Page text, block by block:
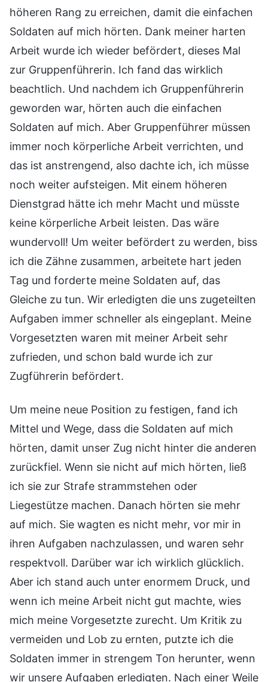
höheren Rang zu erreichen, damit die einfachen
Soldaten auf mich hörten. Dank meiner harten
Arbeit wurde ich wieder befördert, dieses Mal
zur Gruppenführerin. Ich fand das wirklich
beachtlich. Und nachdem ich Gruppenführerin
geworden war, hörten auch die einfachen
Soldaten auf mich. Aber Gruppenführer müssen
immer noch körperliche Arbeit verrichten, und
das ist anstrengend, also dachte ich, ich müsse
noch weiter aufsteigen. Mit einem höheren
Dienstgrad hätte ich mehr Macht und müsste
keine körperliche Arbeit leisten. Das wäre
wundervoll! Um weiter befördert zu werden, biss
ich die Zähne zusammen, arbeitete hart jeden
Tag und forderte meine Soldaten auf, das
Gleiche zu tun. Wir erledigten die uns zugeteilten
Aufgaben immer schneller als eingeplant. Meine
Vorgesetzten waren mit meiner Arbeit sehr
zufrieden, und schon bald wurde ich zur
Zugführerin befördert.
Um meine neue Position zu festigen, fand ich
Mittel und Wege, dass die Soldaten auf mich
hörten, damit unser Zug nicht hinter die anderen
zurückfiel. Wenn sie nicht auf mich hörten, ließ
ich sie zur Strafe strammstehen oder
Liegestütze machen. Danach hörten sie mehr
auf mich. Sie wagten es nicht mehr, vor mir in
ihren Aufgaben nachzulassen, und waren sehr
respektvoll. Darüber war ich wirklich glücklich.
Aber ich stand auch unter enormem Druck, und
wenn ich meine Arbeit nicht gut machte, wies
mich meine Vorgesetzte zurecht. Um Kritik zu
vermeiden und Lob zu ernten, putzte ich die
Soldaten immer in strengem Ton herunter, wenn
wir unsere Aufgaben erledigten. Nach einer Weile